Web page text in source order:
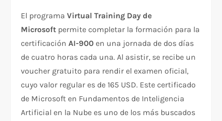
El programaVirtual Training Day de
Microsoft permite completar la formación para la
certificaciónAI-900 en una jornada de dos días
de cuatro horas cada una. Al asistir, se recibe un
voucher gratuito para rendir el examen oficial,
cuyo valor regular es de 165 USD. Este certificado
de Microsoft en Fundamentos de Inteligencia
Artificial en la Nube es uno de los más buscados